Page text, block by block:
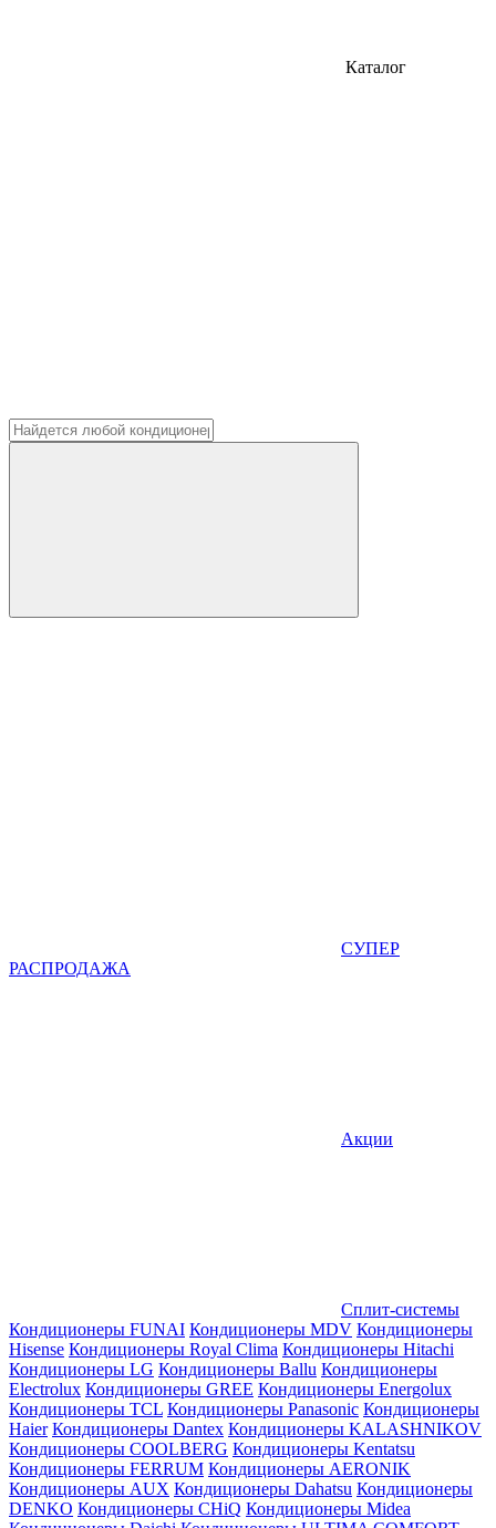
Каталог
СУПЕР
РАСПРОДАЖА
Акции
Сплит-системы
Кондиционеры FUNAI Кондиционеры MDV Кондиционеры
Hisense Кондиционеры Royal Clima Кондиционеры Hitachi
Кондиционеры LG Кондиционеры Ballu Кондиционеры
Electrolux Кондиционеры GREE Кондиционеры Energolux
Кондиционеры TCL Кондиционеры Panasonic Кондиционеры
Haier Кондиционеры Dantex Кондиционеры KALASHNIKOV
Кондиционеры СOOLBERG Кондиционеры Kentatsu
Кондиционеры FERRUM Кондиционеры AERONIK
Кондиционеры AUX Кондиционеры Dahatsu Кондиционеры
DENKO Кондиционеры CHiQ Кондиционеры Midea